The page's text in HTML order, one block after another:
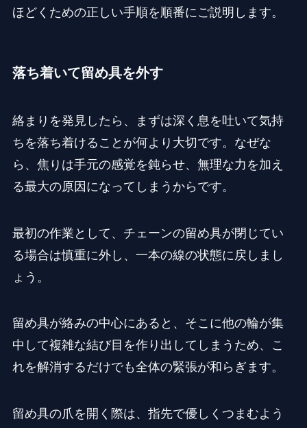
ほどくための正しい手順を順番にご説明します。
落ち着いて留め具を外す
絡まりを発見したら、まずは深く息を吐いて気持
ちを落ち着けることが何より大切です。なぜな
ら、焦りは手元の感覚を鈍らせ、無理な力を加え
る最大の原因になってしまうからです。
最初の作業として、チェーンの留め具が閉じてい
る場合は慎重に外し、一本の線の状態に戻しまし
ょう。
留め具が絡みの中心にあると、そこに他の輪が集
中して複雑な結び目を作り出してしまうため、こ
れを解消するだけでも全体の緊張が和らぎます。
留め具の爪を開く際は、指先で優しくつまむよう